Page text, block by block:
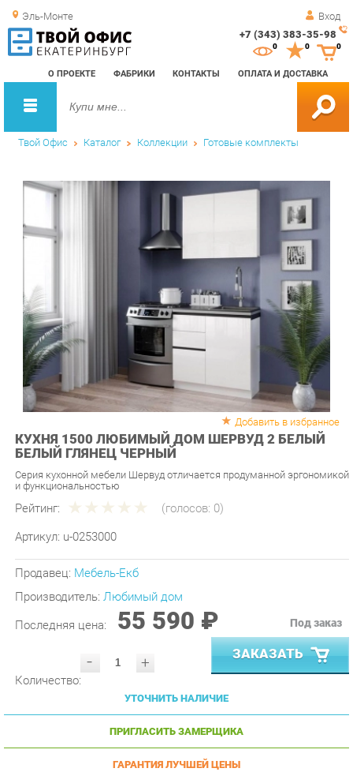
Эль-Монте Вход
+7 (343) 383-35-98
О ПРОЕКТЕ ФАБРИКИ КОНТАКТЫ ОПЛАТА И ДОСТАВКА
0 0
Твой Офис Каталог Коллекции Готовые комплекты
Добавить в избранное
КУХНЯ 1500 ЛЮБИМЫЙ ДОМ ШЕРВУД 2 БЕЛЫЙ
БЕЛЫЙ ГЛЯНЕЦ ЧЕРНЫЙ
Серия кухонной мебели Шервуд отличается продуманной эргономикой
Рейтинг:
Артикул: u-0253000
Производитель:Любимый дом
Последняя цена: 55 590 ₽
- ЗАКАЗАТЬ
УТОЧНИТЬ НАЛИЧИЕ
ПРИГЛАСИТЬ ЗАМЕРЩИКА
ГАРАНТИЯ ЛУЧШЕЙ ЦЕНЫ